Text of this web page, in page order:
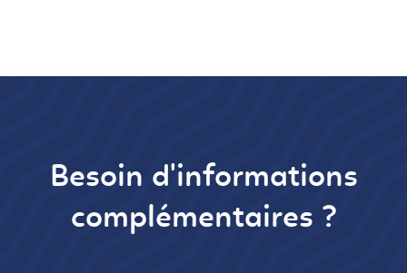
Besoin d'informations
complémentaires ?